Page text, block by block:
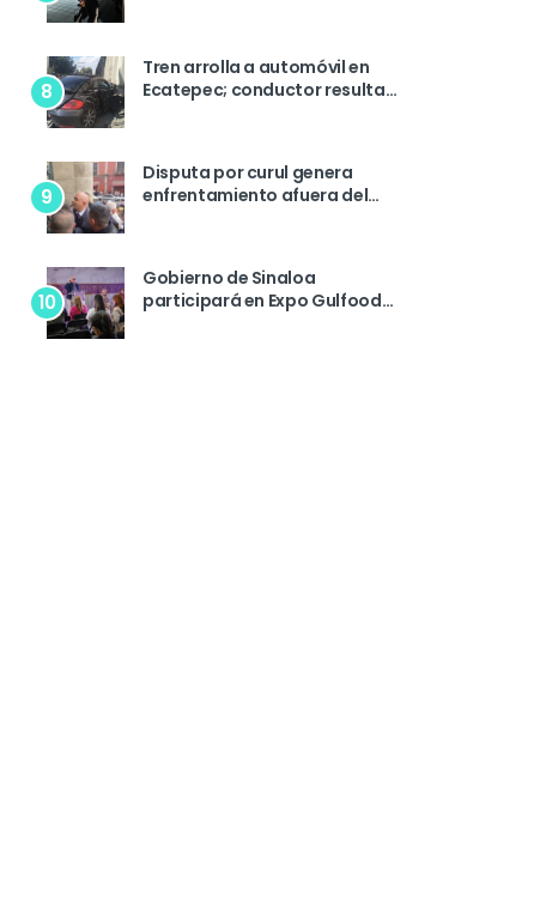
8
Tren arrolla a automóvil en
Ecatepec; conductor resulta
9
Disputa por curul genera
enfrentamiento afuera del
10
Gobierno de Sinaloa
participará en Expo Gulfood